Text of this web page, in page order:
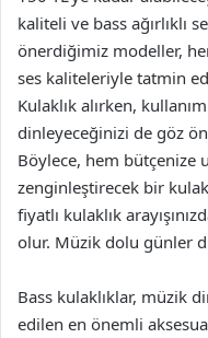
kaliteli ve bass ağırlıklı
önerdiğimiz modeller,
ses kaliteleriyle tatmin
Kulaklık alırken,
dinleyeceğinizi de göz
Böylece, hem bütçenize
zenginleştirecek bir
fiyatlı kulaklık
olur. Müzik dolu günler
Bass kulaklıklar, müzik
edilen en önemli